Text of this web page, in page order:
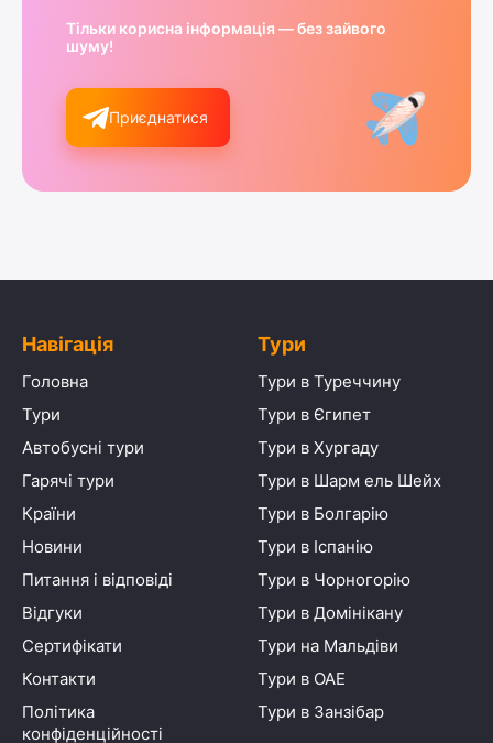
Тільки корисна інформація — без зайвого
шуму!
Приєднатися
Навігація
Головна
Тури
Автобусні тури
Гарячі тури
Країни
Новини
Питання і відповіді
Відгуки
Сертифікати
Контакти
Політика
конфіденційності
Тури
Тури в Туреччину
Тури в Єгипет
Тури в Хургаду
Тури в Шарм ель Шейх
Тури в Болгарію
Тури в Іспанію
Тури в Чорногорію
Тури в Домінікану
Тури на Мальдіви
Тури в ОАЕ
Тури в Занзібар